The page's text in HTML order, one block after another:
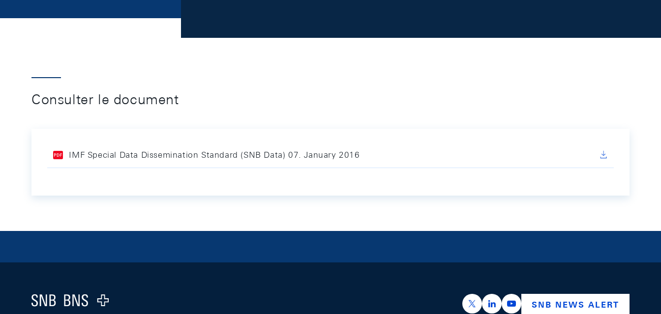
Consulter le document
IMF Special Data Dissemination Standard (SNB Data) 07. January 2016
Logo
https://x.com/snb_bns
https://ch.linkedin.com/company/swiss-
https://www.youtube.com/
SNB NEWS ALERT